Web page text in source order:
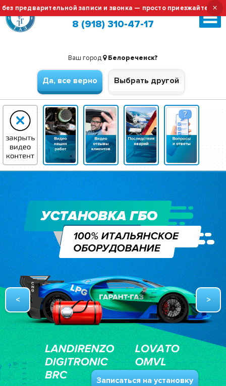
записи и звонка — просто приезжайте! ×
Белореченск (сменить город?)
8 (918) 310-47-17
Ваш город Белореченск?
Да, все верно Выбрать другой
Записаться на установку